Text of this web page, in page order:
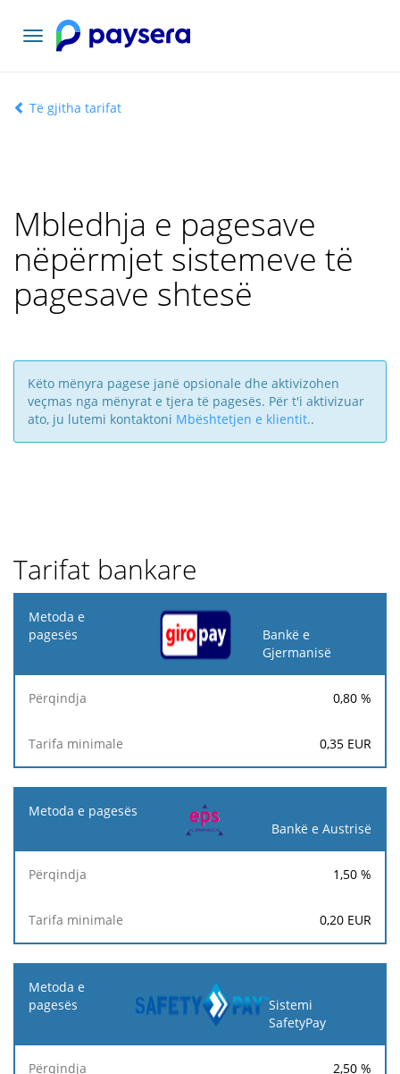
Navigacioni
toggle
Të gjitha tarifat
Mbledhja e pagesave
nëpërmjet sistemeve të
pagesave shtesë
Këto mënyra pagese janë opsionale dhe aktivizohen
veçmas nga mënyrat e tjera të pagesës. Për t'i aktivizuar
ato, ju lutemi kontaktoni Mbështetjen e klientit..
Tarifat bankare
Metoda
e
Përqindja
Bankë e
Gjermanisë
0,80 %
0,35 EUR
Bankë e Austrisë
1,50 %
0,20 EUR
Sistemi
SafetyPay
2,50 %